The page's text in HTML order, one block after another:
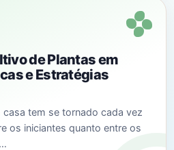
de Plantas em
e Estratégias
tem se tornado cada vez
os iniciantes quanto entre os